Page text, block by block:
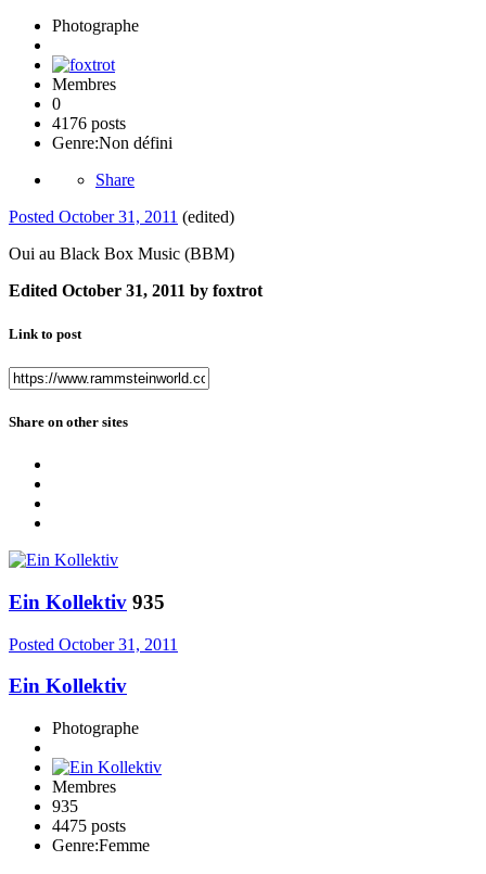
Photographe
Membres
0
4176 posts
Genre:Non défini
Share
Posted October 31, 2011 (edited)
Oui au Black Box Music (BBM)
Edited October 31, 2011 by foxtrot
Link to post
Share on other sites
Ein Kollektiv 935
Posted October 31, 2011
Ein Kollektiv
Photographe
Membres
935
4475 posts
Genre:Femme